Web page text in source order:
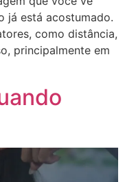
já está acostumado.
como distância,
principalmente em